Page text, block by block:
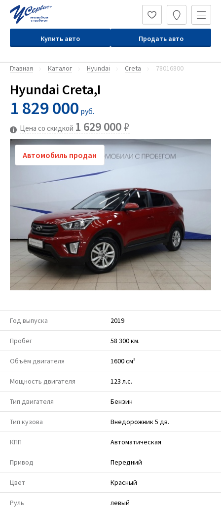
Купить авто Продать авто
Главная Каталог Hyundai Creta 78016800
Hyundai Creta,I
1 829 000 руб.
Цена со скидкой 1 629 000₽
Год выпуска 2019
Пробег 58 300 км.
Объём двигателя 1600 см³
Мощность двигателя 123 л.с.
Тип двигателя Бензин
Тип кузова Внедорожник 5 дв.
КПП Автоматическая
Привод Передний
Цвет Красный
Руль левый